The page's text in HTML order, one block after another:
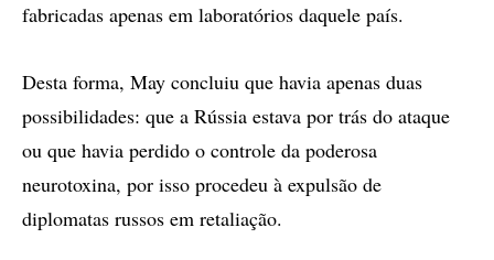
fabricadas apenas em laboratórios daquele país.
Desta forma, May concluiu que havia apenas duas
possibilidades: que a Rússia estava por trás do ataque
ou que havia perdido o controle da poderosa
neurotoxina, por isso procedeu à expulsão de
diplomatas russos em retaliação.